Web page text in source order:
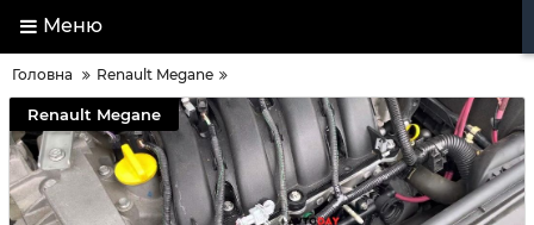
Меню
Головна Renault Megane
Renault Megane